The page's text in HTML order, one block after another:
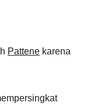
Pattene karena